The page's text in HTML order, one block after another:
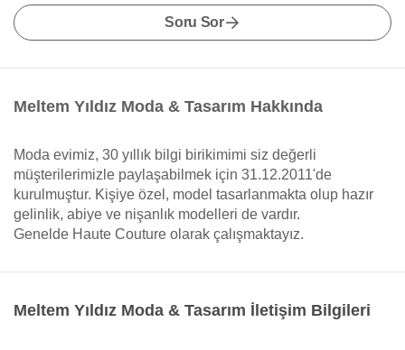
Soru Sor
Meltem Yıldız Moda & Tasarım Hakkında
Moda evimiz, 30 yıllık bilgi birikimimi siz değerli
müşterilerimizle paylaşabilmek için 31.12.2011'de
kurulmuştur. Kişiye özel, model tasarlanmakta olup hazır
gelinlik, abiye ve nişanlık modelleri de vardır.
Genelde Haute Couture olarak çalışmaktayız.
Meltem Yıldız Moda & Tasarım İletişim Bilgileri